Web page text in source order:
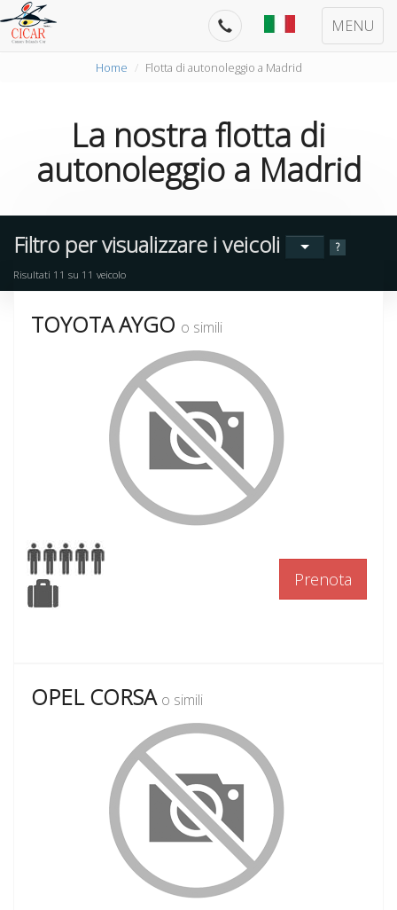
MENU
Home Flotta di autonoleggio a Madrid
La nostra flotta di
autonoleggioa Madrid
Filtro per visualizzare i veicoli ?
Risultati 11 su 11 veicolo
TOYOTA AYGO o simili
Prenota
OPEL CORSA o simili